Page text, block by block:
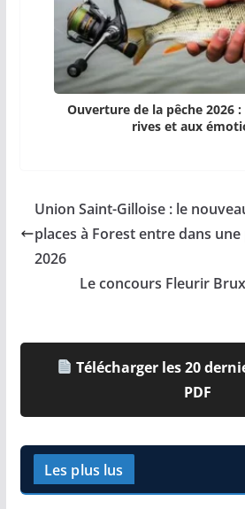
Ouverture de la pêche 2026
rives et aux
Union Saint-Gilloise : le
places à Forest entre dans
2026
Le concours Fleurir
Télécharger les 20
PDF
Les plus lus